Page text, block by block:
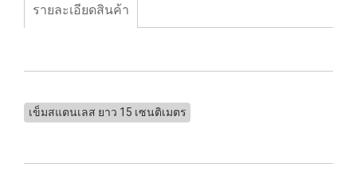
รายละเอียดสินค้า
เข็มสแตนเลส ยาว 15 เซนติเมตร